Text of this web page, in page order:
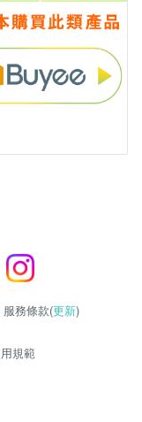
務條款(更新)
規範